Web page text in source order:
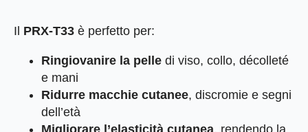
Il PRX-T33 è perfetto per:
Ringiovanire la pelle di viso, collo, décolleté
e mani
Ridurre macchie cutanee, discromie e segni
dell’età
Migliorare l’elasticità cutanea, rendendo la